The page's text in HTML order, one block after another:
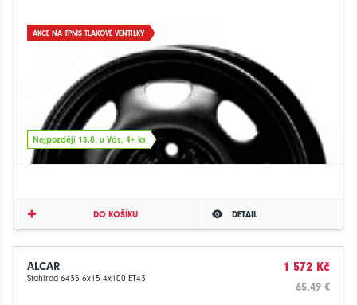
AKCE NA TPMS TLAKOVÉ VENTILKY
Nejpozději 13.8. u Vás, 4+ ks
DO KOŠÍKU DETAIL
ALCAR
Stahlrad 6435 6x15 4x100 ET43
1 572 Kč
65.49 €